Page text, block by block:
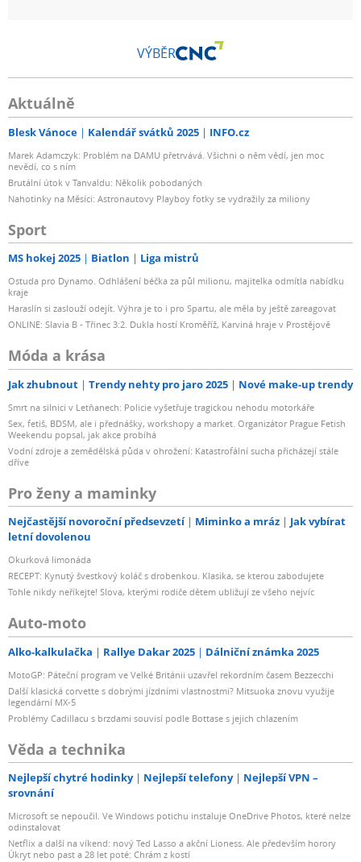
VÝBĚR
Aktuálně
Blesk Vánoce Kalendář svátků 2025 INFO.cz
Marek Adamczyk: Problém na DAMU přetrvává. Všichni o něm vědí, jen moc
nevědí, co s ním
Brutální útok v Tanvaldu: Několik pobodaných
Nahotinky na Měsíci: Astronautovy Playboy fotky se vydražily za miliony
Sport
MS hokej 2025 Biatlon Liga mistrů
Ostuda pro Dynamo. Odhlášení béčka za půl milionu, majitelka odmítla nabídku
kraje
Haraslín si zaslouží odejít. Výhra je to i pro Spartu, ale měla by ještě zareagovat
ONLINE: Slavia B - Třinec 3:2. Dukla hostí Kroměříž, Karviná hraje v Prostějově
Móda a krása
Jak zhubnout Trendy nehty pro jaro 2025 Nové make-up trendy
Smrt na silnici v Letňanech: Policie vyšetřuje tragickou nehodu motorkáře
Sex, fetiš, BDSM, ale i přednášky, workshopy a market. Organizátor Prague Fetish
Weekendu popsal, jak akce probíhá
Vodní zdroje a zemědělská půda v ohrožení: Katastrofální sucha přicházejí stále
dříve
Pro ženy a maminky
Nejčastější novoroční předsevzetí Miminko a mráz
Jak vybírat
letní dovolenou
Okurková limonáda
RECEPT: Kynutý švestkový koláč s drobenkou. Klasika, se kterou zabodujete
Tohle nikdy neříkejte! Slova, kterými rodiče dětem ubližují ze všeho nejvíc
Auto-moto
Alko-kalkulačka Rallye Dakar 2025 Dálniční známka 2025
MotoGP: Páteční program ve Velké Británii uzavřel rekordním časem Bezzecchi
Další klasická corvette s dobrými jízdními vlastnostmi? Mitsuoka znovu využije
legendární MX-5
Problémy Cadillacu s brzdami souvisí podle Bottase s jejich chlazením
Věda a technika
Nejlepší chytré hodinky Nejlepší telefony
Nejlepší VPN –
srovnání
Microsoft se nepoučil. Ve Windows potichu instaluje OneDrive Photos, které nelze
odinstalovat
Netflix a další na víkend: nový Ted Lasso a akční Lioness. Ale především horory
Úkryt nebo past a 28 let poté: Chrám z kostí